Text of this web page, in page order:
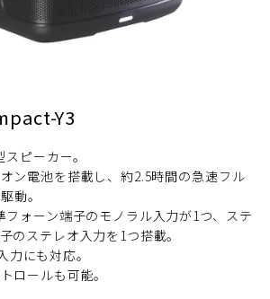
Y3
ピーカー。
ン電池を搭載し、約2.5時間の急速フル
動。
フォーン端子のモノラル入力が1つ、ステ
のステレオ入力を1つ搭載。
にも対応。
ロールも可能。